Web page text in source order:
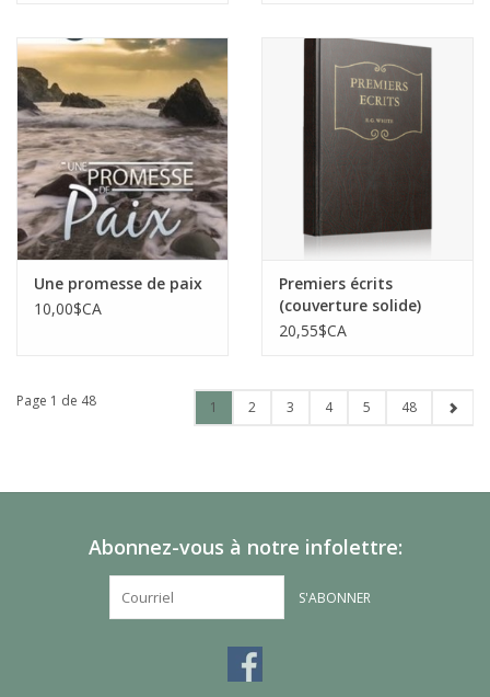
Une promesse de paix
10,00$CA
Premiers écrits
(couverture solide)
20,55$CA
Page 1 de 48 1 2 3 4 5 48
Abonnez-vous à notre infolettre:
S'ABONNER